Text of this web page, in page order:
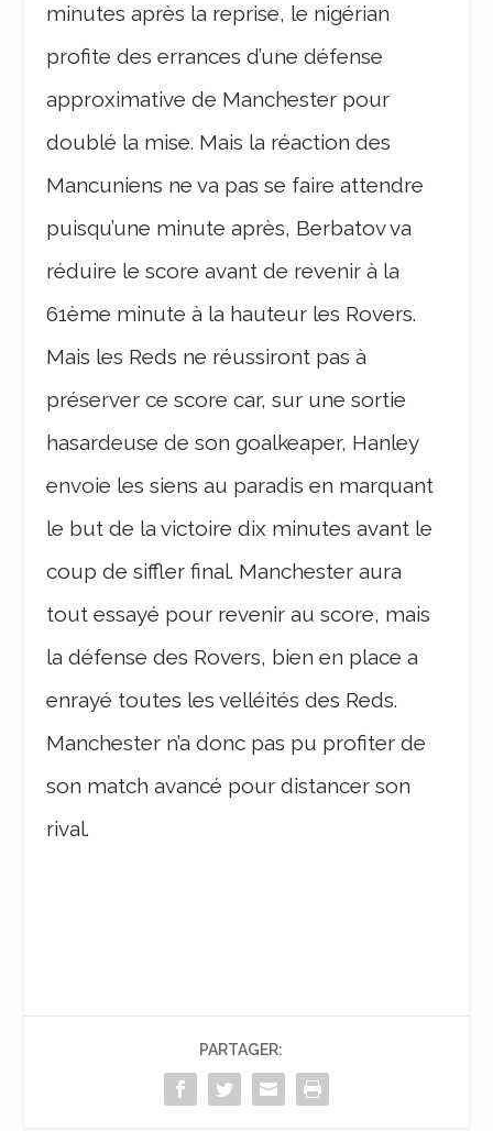
minutes après la reprise, le nigérian
profite des errances d’une défense
approximative de Manchester pour
doublé la mise. Mais la réaction des
Mancuniens ne va pas se faire attendre
puisqu’une minute après, Berbatov va
réduire le score avant de revenir à la
61ème minute à la hauteur les Rovers.
Mais les Reds ne réussiront pas à
préserver ce score car, sur une sortie
hasardeuse de son goalkeaper, Hanley
envoie les siens au paradis en marquant
le but de la victoire dix minutes avant le
coup de siffler final. Manchester aura
tout essayé pour revenir au score, mais
la défense des Rovers, bien en place a
enrayé toutes les velléités des Reds.
Manchester n’a donc pas pu profiter de
son match avancé pour distancer son
rival.
PARTAGER: